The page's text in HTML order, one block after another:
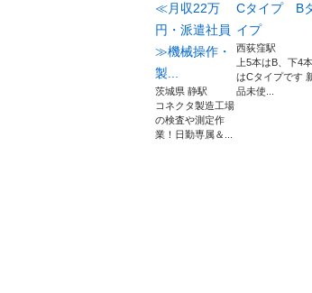
≪月収22万
円・派遣社員
≫機械操作・
製...
茨城県 静駅
コネクタ製造工場
の検査や測定作
業！日勤専属＆...
Cタイプ B
イプ
西荻窪駅
上5本はB、下4本
はCタイプです
品未使...